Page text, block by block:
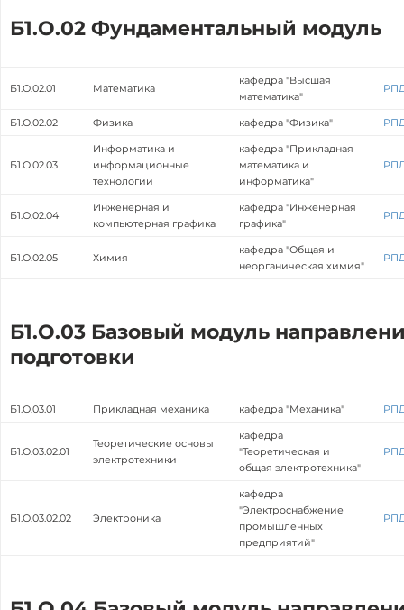
Б1.О.02 Фундаментальный модуль
Б1.О.02.01 Математика
кафедра "Высшая
математика"
Б1.О.02.02 Физика кафедра "Физика"
Б1.О.02.03
Информатика и
информационные
технологии
кафедра "Прикладная
математика и
информатика"
Б1.О.02.04
Инженерная и
компьютерная графика
кафедра "Инженерная
графика"
Б1.О.02.05 Химия
кафедра "Общая и
неорганическая химия"
Б1.О.03 Базовый модуль
подготовки
Б1.О.03.01 Прикладная механика кафедра "Механика"
Б1.О.03.02.01
Теоретические основы
электротехники
кафедра
"Теоретическая и
общая электротехника"
Б1.О.03.02.02 Электроника
кафедра
"Электроснабжение
промышленных
предприятий"